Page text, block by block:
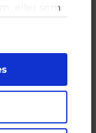
eller som
af deres
cookies,
vores
med. I Cyberhus
vil vi gerne lytte
holdninger.